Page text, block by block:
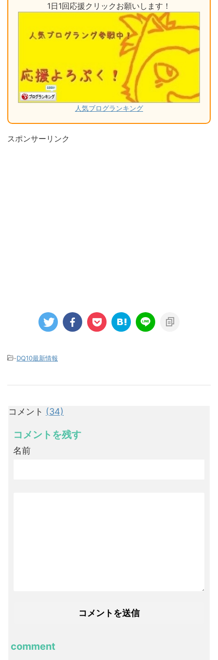
1日1回応援クリックお願いします！
人気ブログランキング
スポンサーリンク
-DQ10最新情報
コメント (34)
コメントを残す
名前
comment